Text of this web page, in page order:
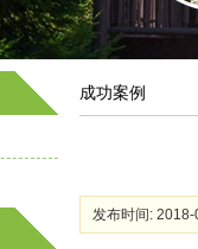
成功案例
发布时间: